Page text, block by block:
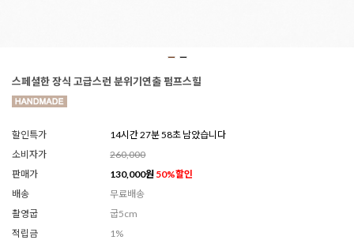
스페셜한 장식 고급스런 분위기연출 펌프스힐
할인특가
14시간 27분 57초 남았습니다
소비자가
260,000
판매가
130,000원 50%할인
배송
무료배송
촬영굽
굽5cm
적립금
1%